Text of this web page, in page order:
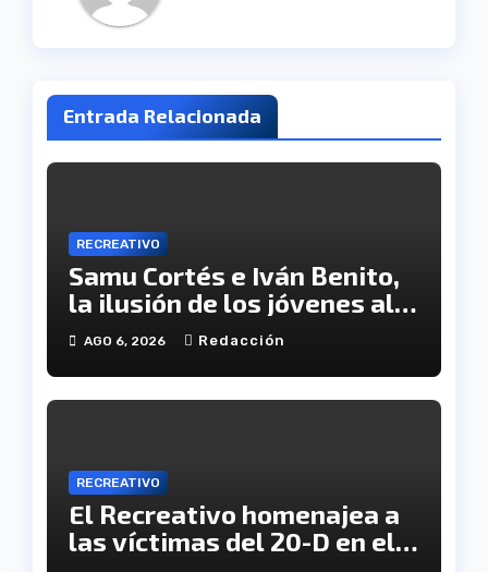
Entrada Relacionada
RECREATIVO
Samu Cortés e Iván Benito,
la ilusión de los jóvenes al
servicio del Decano
AGO 6, 2026 Redacción
RECREATIVO
El Recreativo homenajea a
las víctimas del 20-D en el